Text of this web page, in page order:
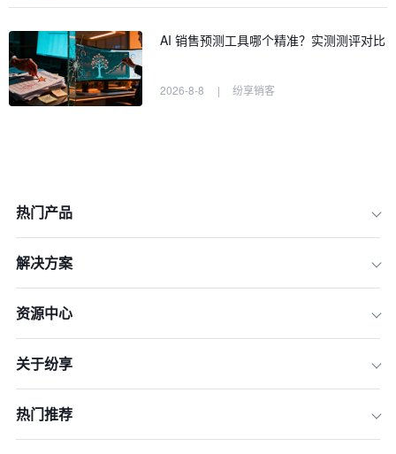
打折策略
AI 销售预测工具哪个精准？实测测评对比
2026-8-8 | 纷享销客
热门产品
解决方案
资源中心
关于纷享
热门推荐